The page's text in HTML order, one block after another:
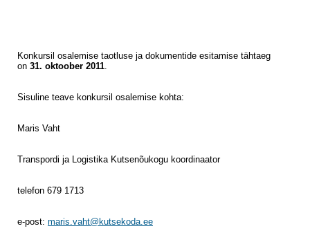
Konkursil osalemise taotluse ja dokumentide esitamise tähtaeg
on 31. oktoober 2011.
Sisuline teave konkursil osalemise kohta:
Maris Vaht
Transpordi ja Logistika Kutsenõukogu koordinaator
telefon 679 1713
e-post: maris.vaht@kutsekoda.ee